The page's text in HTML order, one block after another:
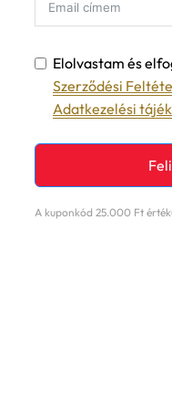
Elolvastam és
Szerződési
Adatkezelési
A kuponkód 25.000 Ft